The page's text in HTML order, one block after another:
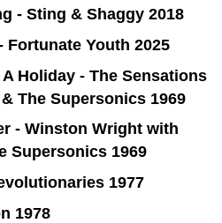
- Sting & Shaggy 2018
Fortunate Youth 2025
Holiday - The Sensations
The Supersonics 1969
- Winston Wright with
Supersonics 1969
1977
1978